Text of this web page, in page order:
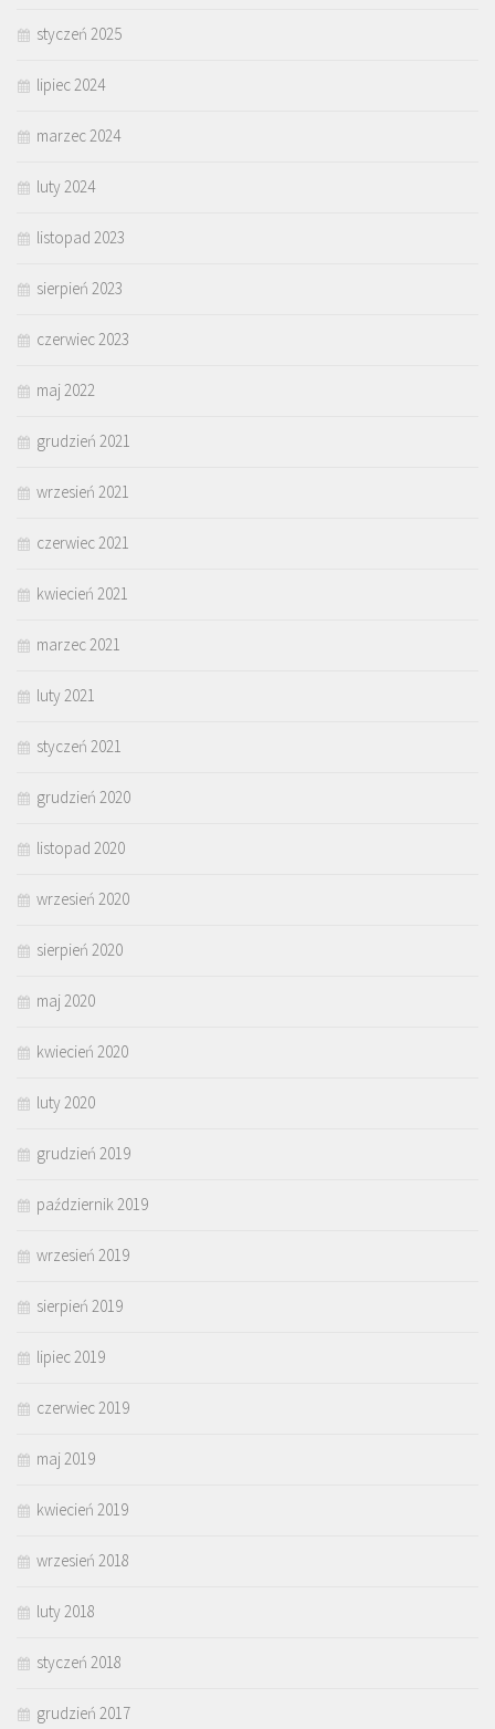
styczeń 2025
lipiec 2024
marzec 2024
luty 2024
listopad 2023
sierpień 2023
czerwiec 2023
maj 2022
grudzień 2021
wrzesień 2021
czerwiec 2021
kwiecień 2021
marzec 2021
luty 2021
styczeń 2021
grudzień 2020
listopad 2020
wrzesień 2020
sierpień 2020
maj 2020
kwiecień 2020
luty 2020
grudzień 2019
październik 2019
wrzesień 2019
sierpień 2019
lipiec 2019
czerwiec 2019
maj 2019
kwiecień 2019
wrzesień 2018
luty 2018
styczeń 2018
grudzień 2017